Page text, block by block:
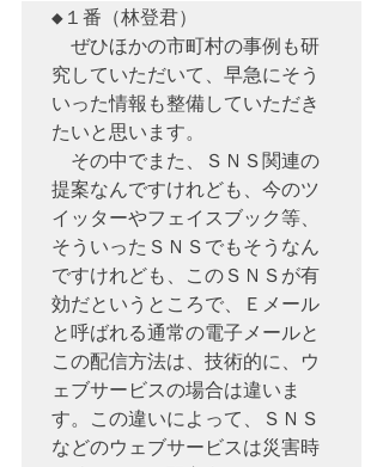
◆１番（林登君）
ぜひほかの市町村の事例も研
究していただいて、早急にそう
いった情報も整備していただき
たいと思います。
その中でまた、ＳＮＳ関連の
提案なんですけれども、今のツ
イッターやフェイスブック等、
そういったＳＮＳでもそうなん
ですけれども、このＳＮＳが有
効だというところで、Ｅメール
と呼ばれる通常の電子メールと
この配信方法は、技術的に、ウ
ェブサービスの場合は違いま
す。この違いによって、ＳＮＳ
などのウェブサービスは災害時